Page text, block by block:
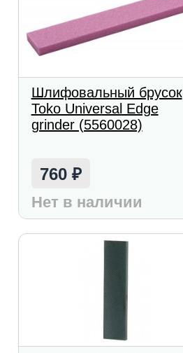
Шлифовальный брусок
Toko Universal Edge
grinder (5560028)
760 ₽
Нет в наличии